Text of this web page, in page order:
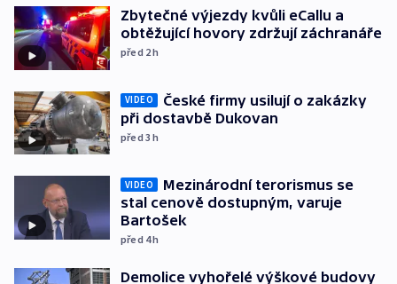
Zbytečné výjezdy kvůli eCallu a
obtěžující hovory zdržují záchranáře
před 2h
VIDEO
České firmy usilují o zakázky
při dostavbě Dukovan
před 3h
VIDEO
Mezinárodní terorismus se
stal cenově dostupným, varuje
Bartošek
před 4h
Demolice vyhořelé výškové budovy